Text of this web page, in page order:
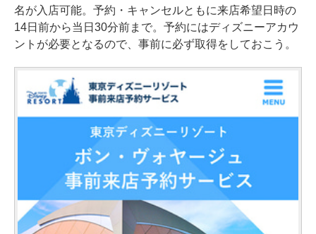
名が入店可能。予約・キャンセルともに来店希望日時の
14日前から当日30分前まで。予約にはディズニーアカウ
ントが必要となるので、事前に必ず取得をしておこう。